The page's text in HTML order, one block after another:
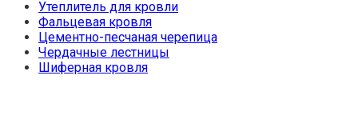
Утеплитель для кровли
Фальцевая кровля
Цементно-песчаная черепица
Чердачные лестницы
Шиферная кровля